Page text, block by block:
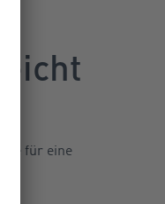
für eine